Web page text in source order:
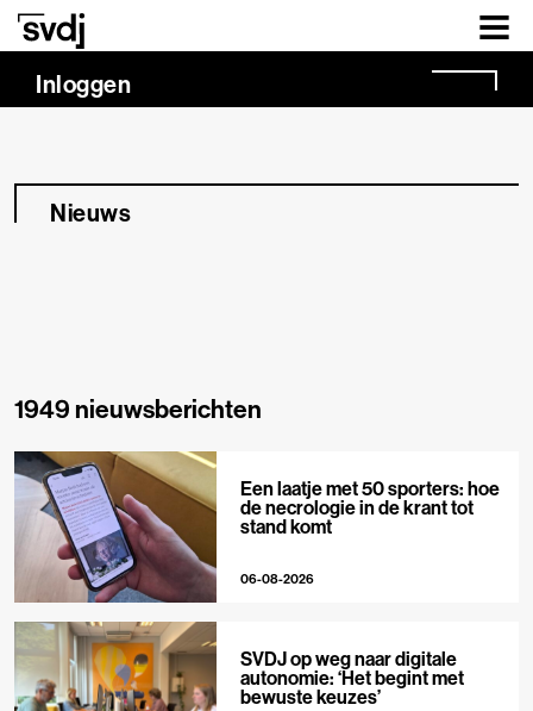
Naar hoofdinhoud
Inloggen
Nieuws
1949 nieuwsberichten
Een laatje met 50 sporters: hoe
de necrologie in de krant tot
stand komt
06-08-2026
SVDJ op weg naar digitale
autonomie: ‘Het begint met
bewuste keuzes’